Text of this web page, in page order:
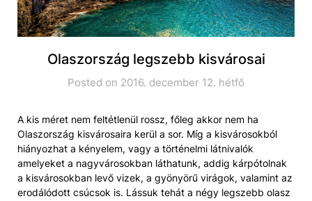
Olaszország legszebb kisvárosai
Posted on 2016. december 12. hétfő
A kis méret nem feltétlenül rossz, főleg akkor nem ha
Olaszország kisvárosaira kerül a sor. Míg a kisvárosokból
hiányozhat a kényelem, vagy a történelmi látnivalók
amelyeket a nagyvárosokban láthatunk, addig kárpótolnak
a kisvárosokban levő vizek, a gyönyörű virágok, valamint az
erodálódott csúcsok is. Lássuk tehát a négy legszebb olasz